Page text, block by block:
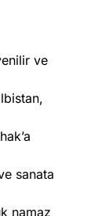
ve
sanata
namaz